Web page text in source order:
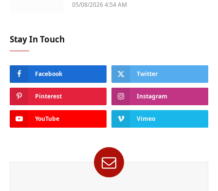
05/08/2026 4:54 AM
Stay In Touch
Facebook Twitter
Pinterest Instagram
YouTube Vimeo